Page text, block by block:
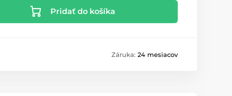
Pridať do košíka
Záruka: 24 mesiacov